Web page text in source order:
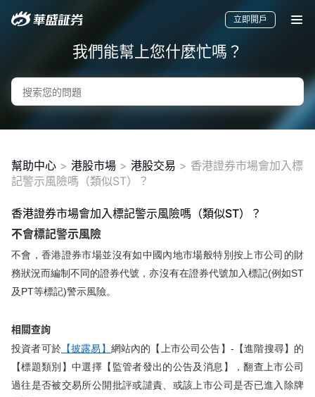
要聞
快訊
美股
港股
新股
華盛APls
低時延極速交易系統
概述
AM 資產管理服務
ECM 股權資本市場服務
FICC 固定收益、外匯和大宗商品服務
WM 財富管理服務
立即開戶
我們能幫上您什麼忙嗎？
幫助中心 > 港股市場 > 港股交易 > 香港證券市場會加入標
記警示風險嗎（類似ST）？
香港證券市場會加入標記警示風險嗎（類似ST）？
不會標記警示風險
不會，香港證券市場並沒有如中國內地市場般特別按上市公司的財
務狀況而編制不同的證券代號，亦沒有在證券代號加入標記(例如ST
及PT等標記)警示風險。
相關查詢
投資者可於【披露易】 網站內的【上市公司公告】-【進階搜尋】的
【標題類別】中選擇【監管者發出的公告及消息】，翻查上市公司
過往是否被交易所公開批評或譴責、或該上市公司是否已進入除牌